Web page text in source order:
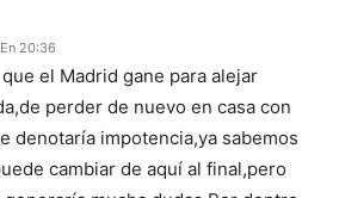
20:36
el Madrid gane para alejar
perder de nuevo en casa con
denotaría impotencia,ya sabemos
cambiar de aquí al final,pero